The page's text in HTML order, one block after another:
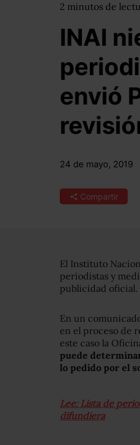
2 minutos de
INAI
envió
24 de mayo, 2019
Compartir
El Instituto
periodistas y
publicidad oficial.
En un
en el proceso de
este caso la
puede
lo pedido por el
Lee: Lista de
difundiera